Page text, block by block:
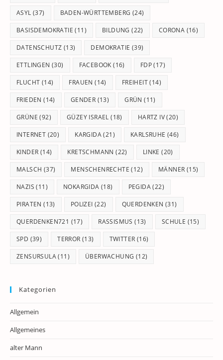
ASYL (37) BADEN-WÜRTTEMBERG (24)
BASISDEMOKRATIE (11) BILDUNG (22) CORONA (16)
DATENSCHUTZ (13) DEMOKRATIE (39)
ETTLINGEN (30) FACEBOOK (16) FDP(17)
FLUCHT (14) FRAUEN (14) FREIHEIT(14)
FRIEDEN (14) GENDER (13) GRÜN (11)
GRÜNE (92) GÜZEY ISRAEL (18) HARTZ IV(20)
INTERNET (20) KARGIDA(21) KARLSRUHE (46)
KINDER (14) KRETSCHMANN (22) LINKE (20)
MALSCH (37) MENSCHENRECHTE (12) MÄNNER (15)
NAZIS (11) NOKARGIDA (18) PEGIDA(22)
PIRATEN (13) POLIZEI (22) QUERDENKEN (31)
QUERDENKEN721 (17) RASSISMUS (13) SCHULE (15)
SPD (39) TERROR (13) TWITTER (16)
ZENSURSULA(11) ÜBERWACHUNG (12)
Kategorien
Allgemein
Allgemeines
alter Mann